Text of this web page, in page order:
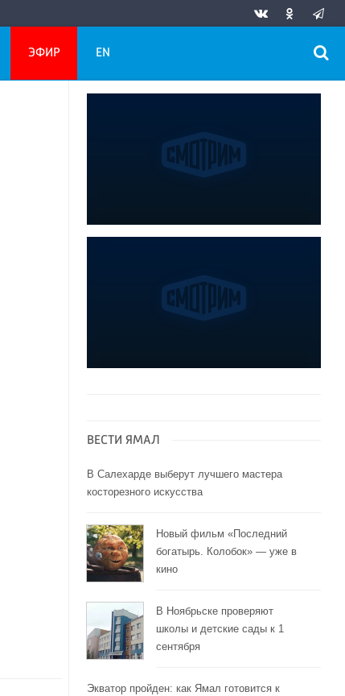
ЭФИР EN
ВЕСТИ ЯМАЛ
В Салехарде выберут лучшего мастера
косторезного искусства
Новый фильм «Последний
богатырь. Колобок» — уже в
кино
В Ноябрьске проверяют
школы и детские сады к 1
сентября
Экватор пройден: как Ямал готовится к